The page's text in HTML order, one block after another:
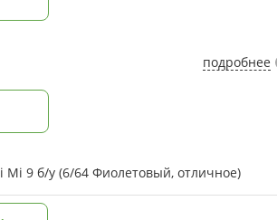
подробнее
9 б/у (6/64 Фиолетовый, отличное)